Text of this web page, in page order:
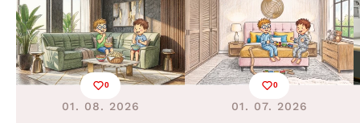
0
01. 08. 2026
0
01. 07. 2026